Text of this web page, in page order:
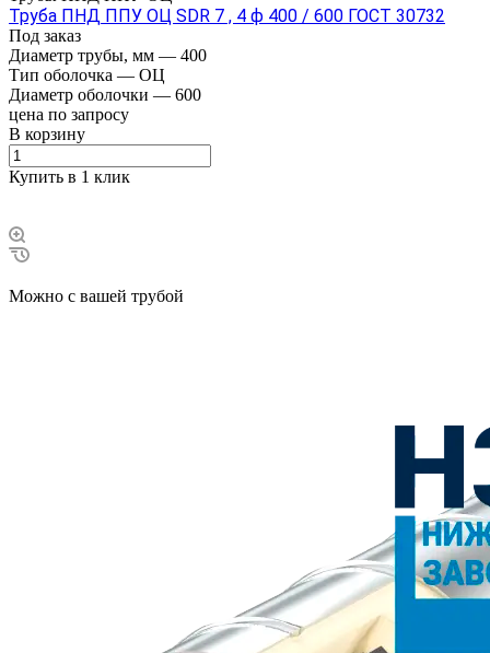
Труба ПНД ППУ ОЦ SDR 7 , 4 ф 400 / 600 ГОСТ 30732
Под заказ
Диаметр трубы, мм — 400
Тип оболочка — ОЦ
Диаметр оболочки — 600
цена по запросу
В корзину
Купить в 1 клик
Можно с вашей трубой